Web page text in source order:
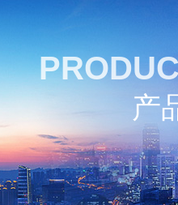
产